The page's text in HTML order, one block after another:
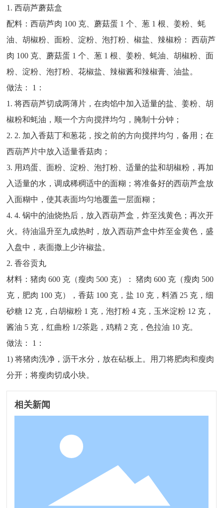
1. 西葫芦蘑菇盒
配料：西葫芦肉 100 克、蘑菇蛋 1 个、葱 1 根、姜粉、蚝
油、胡椒粉、面粉、淀粉、泡打粉、椒盐、辣椒粉： 西葫芦
肉 100 克、蘑菇蛋 1 个、葱 1 根、姜粉、蚝油、胡椒粉、面
粉、淀粉、泡打粉、花椒盐、辣椒酱和辣椒膏、油盐。
做法： 1：
1. 将西葫芦切成两薄片，在肉馅中加入适量的盐、姜粉、胡
椒粉和蚝油，顺一个方向搅拌均匀，腌制十分钟；
2. 2. 加入香菇丁和葱花，按之前的方向搅拌均匀，备用；在
西葫芦片中放入适量香菇肉；
3. 用鸡蛋、面粉、淀粉、泡打粉、适量的盐和胡椒粉，再加
入适量的水，调成稀稠适中的面糊；将准备好的西葫芦盒放
入面糊中，使其表面均匀地覆盖一层面糊；
4. 4. 锅中的油烧热后，放入西葫芦盒，炸至浅黄色；再次开
火。待油温升至九成热时，放入西葫芦盒中炸至金黄色，盛
入盘中，表面撒上少许椒盐。
2. 香谷贡丸
材料：猪肉 600 克（瘦肉 500 克）： 猪肉 600 克（瘦肉 500
克，肥肉 100 克），香菇 100 克，盐 10 克，料酒 25 克，细
砂糖 12 克，白胡椒粉 1 克，泡打粉 4 克，玉米淀粉 12 克，
酱油 5 克，红曲粉 1/2茶匙，鸡精 2 克，色拉油 10 克。
做法： 1：
1) 将猪肉洗净，沥干水分，放在砧板上。用刀将肥肉和瘦肉
分开；将瘦肉切成小块。
相关新闻